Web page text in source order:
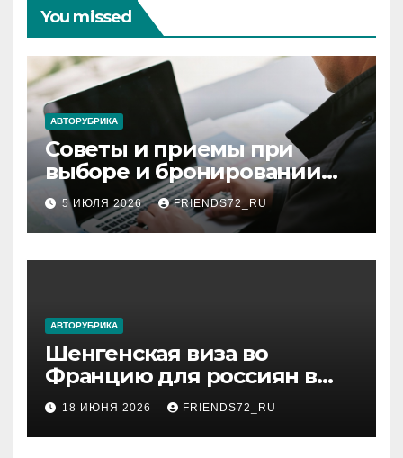
You missed
АВТОРУБРИКА
Советы и приемы при
выборе и бронировании
авиабилетов
5 ИЮЛЯ 2026 FRIENDS72_RU
АВТОРУБРИКА
Шенгенская виза во
Францию для россиян в
2026 году: сроки от 3 дней
и список необходимых
документов
18 ИЮНЯ 2026 FRIENDS72_RU